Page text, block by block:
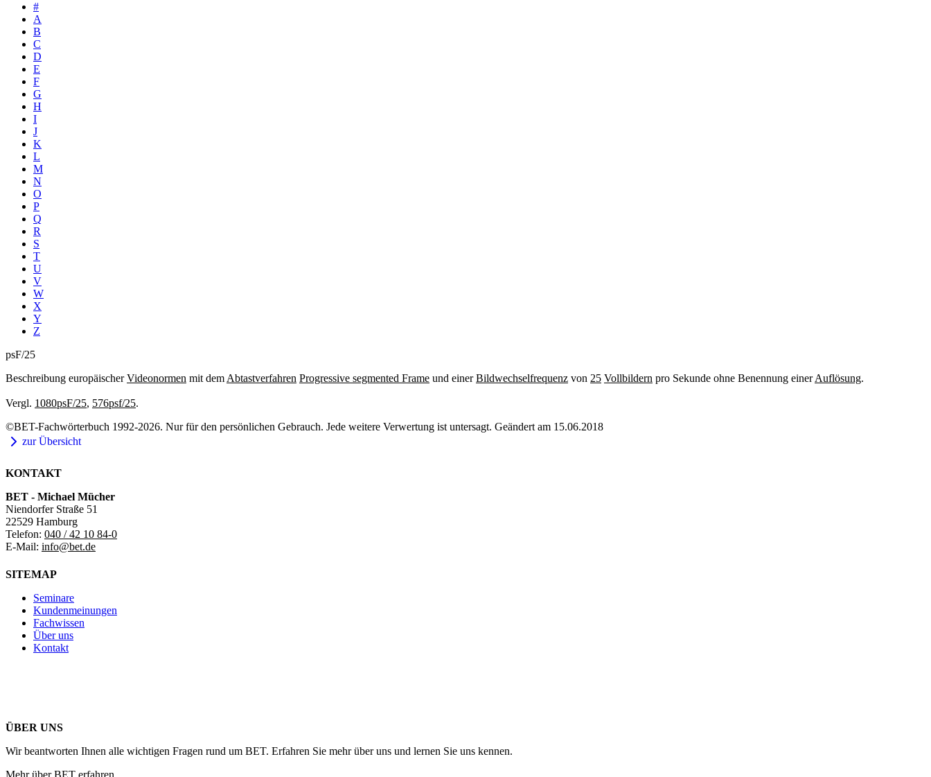
#
A
B
C
D
E
F
G
H
I
J
K
L
M
N
O
P
Q
R
S
T
U
V
W
X
Y
Z
psF/25
Beschreibung europäischerVideonormen mit dem Abtastverfahren Progressive segmented Frame und einerBildwechselfrequenz von 25 Vollbildern pro Sekunde ohne Benennung einerAuflösung.
Vergl. 1080psF/25, 576psf/25.
©BET-Fachwörterbuch 1992-2026. Nur für den persönlichen Gebrauch. Jede weitere Verwertung ist untersagt. Geändert am 15.06.2018
zur Übersicht
KONTAKT
BET - Michael Mücher
Niendorfer Straße 51
22529 Hamburg
Telefon: 040 / 42 10 84-0
E-Mail: info@bet.de
SITEMAP
Seminare
Kundenmeinungen
Fachwissen
Über uns
Kontakt
ÜBER UNS
Wir beantworten Ihnen alle wichtigen Fragen rund um BET. Erfahren Sie mehr über uns und lernen Sie uns kennen.
Mehr über BET erfahren